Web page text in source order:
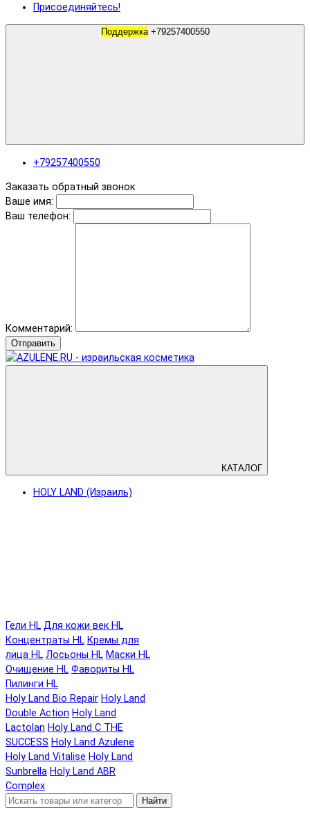
Присоединяйтесь!
Поддержка +79257400550
+79257400550
Заказать обратный звонок
Ваше имя:
Ваш телефон:
Комментарий:
Отправить
КАТАЛОГ
HOLY LAND (Израиль)
Гели HL Для кожи век HL
Концентраты HL Кремы для
лица HL Лосьоны HL Маски HL
Очищение HL Фавориты HL
Пилинги HL
Holy Land Bio Repair Holy Land
Double Action Holy Land
Lactolan Holy Land C THE
SUCCESS Holy Land Azulene
Holy Land Vitalise Holy Land
Sunbrella Holy Land ABR
Complex
Найти